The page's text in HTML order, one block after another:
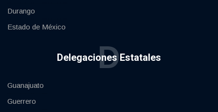
Durango
Estado de México
Delegaciones Estatales
D
Guanajuato
Guerrero